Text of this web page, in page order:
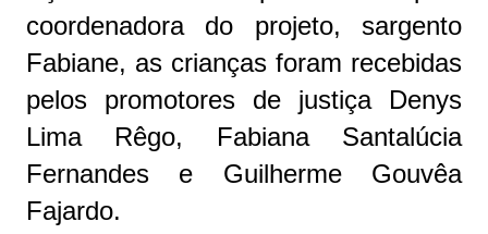
coordenadora do projeto, sargento
Fabiane, as crianças foram recebidas
pelos promotores de justiça Denys
Lima Rêgo, Fabiana Santalúcia
Fernandes e Guilherme Gouvêa
Fajardo.